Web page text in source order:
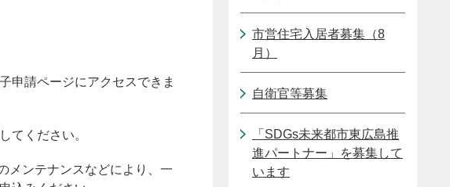
申請ページにアクセスできま
してください。
メンテナンスなどにより、一
市営住宅入居者募集（8
月）
自衛官等募集
「SDGs未来都市東広島推
進パートナー」を募集して
います